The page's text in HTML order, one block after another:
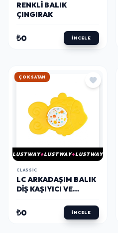
RENKLI BALIK
ÇINGIRAK
₺0 İNCELE
HIZLI KARGO
LUSTWAY LUSTWAY LUSTWAY
CLASSIC
LC ARKADAŞIM BALIK
DIŞ KAŞIYICI VE
₺0 İNCELE